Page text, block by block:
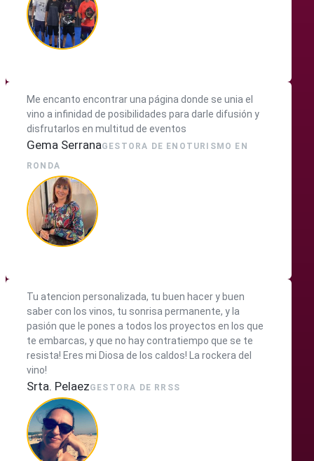
Me encanto encontrar una página donde se unia el
vino a infinidad de posibilidades para darle difusión y
disfrutarlos en multitud de eventos
Gema SerranaGESTORA DE ENOTURISMO EN
RONDA
Tu atencion personalizada, tu buen hacer y buen
saber con los vinos, tu sonrisa permanente, y la
pasión que le pones a todos los proyectos en los que
te embarcas, y que no hay contratiempo que se te
resista! Eres mi Diosa de los caldos! La rockera del
vino!
Srta. PelaezGESTORA DE RRSS